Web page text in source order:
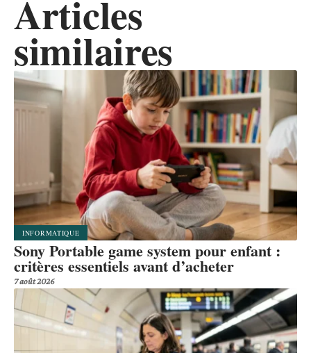
Articles
similaires
INFORMATIQUE
Sony Portable game system pour enfant :
critères essentiels avant d’acheter
7 août 2026